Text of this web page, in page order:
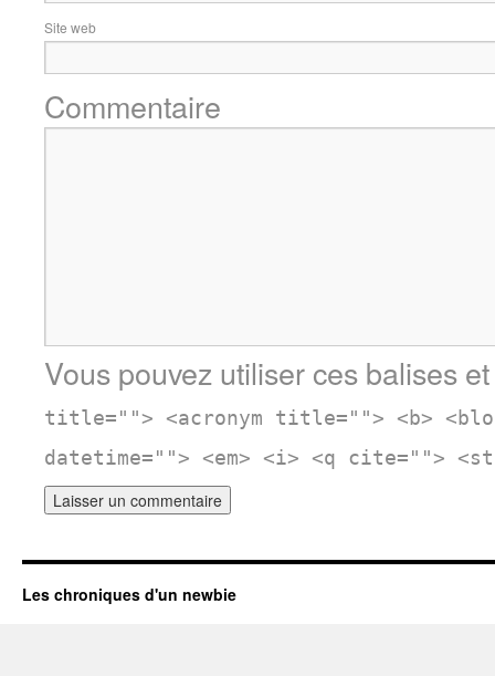
Site web
Commentaire
Vous pouvez utiliser ces balises
title=""> <acronym title=""> <b>
datetime=""> <em> <i> <q cite="">
Les chroniques d'un newbie